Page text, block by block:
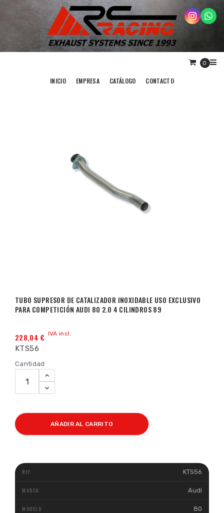
0
INICIO EMPRESA CATÁLOGO CONTACTO
TUBO SUPRESOR DE CATALIZADOR INOXIDABLE USO EXCLUSIVO
PARA COMPETICIÓN AUDI 80 2.0 4 CILINDROS 89
228,04 € IVA incl.
KTS56
Cantidad
AÑADIR AL CARRITO
KTS56
Audi
80